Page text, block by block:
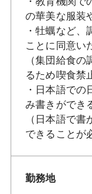
の華美な服装
・牡蠣など
ことに同意い
（集団給食
るため喫食禁
・日本語で
み書きができ
（日本語で
できることが
勤務地